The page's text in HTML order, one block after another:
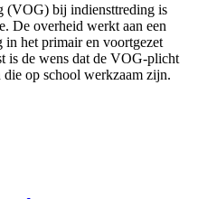
(VOG) bij indiensttreding is
De overheid werkt aan een
in het primair en voortgezet
is de wens dat de VOG-plicht
op school werkzaam zijn.